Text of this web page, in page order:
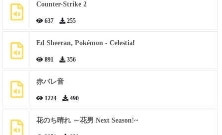
Counter-Strike 2
637 255
Ed Sheeran, Pokémon - Celestial
891 356
赤バレ音
1224 490
花のち晴れ ～花男 Next Season!~